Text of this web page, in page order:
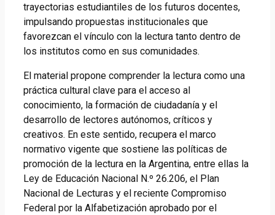
trayectorias estudiantiles de los futuros docentes,
impulsando propuestas institucionales que
favorezcan el vínculo con la lectura tanto dentro de
los institutos como en sus comunidades.
El material propone comprender la lectura como una
práctica cultural clave para el acceso al
conocimiento, la formación de ciudadanía y el
desarrollo de lectores autónomos, críticos y
creativos. En este sentido, recupera el marco
normativo vigente que sostiene las políticas de
promoción de la lectura en la Argentina, entre ellas la
Ley de Educación Nacional N.º 26.206, el Plan
Nacional de Lecturas y el reciente Compromiso
Federal por la Alfabetización aprobado por el